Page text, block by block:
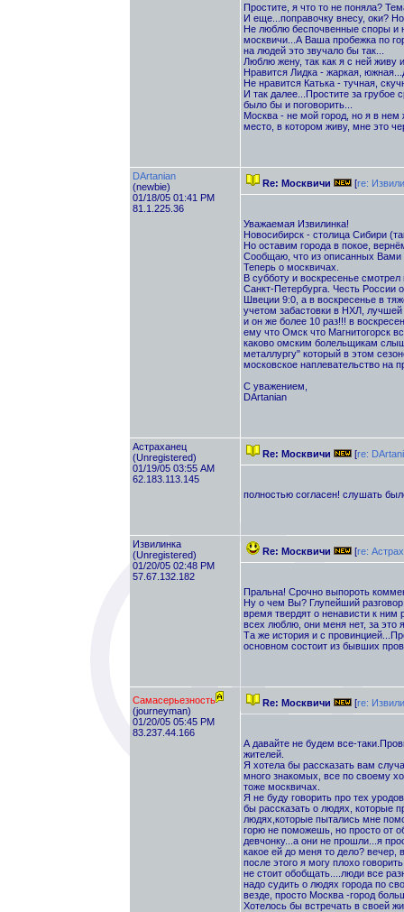
Простите, я что то не поняла?
И еще...поправочку внесу, оки?
Не люблю беспочвенные споры и
москвичи...А Ваша пробежка по
на людей это звучало бы так...
Люблю жену, так как я с ней живу
Нравится Лидка - жаркая,
Не нравится Катька - тучная,
И так далее...Простите за
было бы и поговорить...
Москва - не мой город, но я в
место, в котором живу, мне это
DArtanian
(newbie)
01/18/05 01:41 PM
81.1.225.36
Re: Москвичи [re:
Уважаемая Извилинка!
Новосибирск - столица Сибири
Но оставим города в покое,
Сообщаю, что из описанных Вами
Теперь о москвичах.
В субботу и воскресенье
Санкт-Петербурга. Честь России
Швеции 9:0, а в воскресенье в
учетом забастовки в НХЛ,
и он же более 10 раз!!! в
ему что Омск что Магнитогорск
каково омским болельщикам
металлургу" который в этом
московское наплевательство на
С уважением,
DArtanian
Астраханец
(Unregistered)
01/19/05 03:55 AM
62.183.113.145
Re: Москвичи [re:
полностью согласен! слушать
Извилинка
(Unregistered)
01/20/05 02:48 PM
57.67.132.182
Re: Москвичи [re:
Пральна! Срочно выпороть
Ну о чем Вы? Глупейший
время твердят о ненависти к ним
всех люблю, они меня нет, за это
Та же история и с
основном состоит из бывших
Самасерьезность
(journeyman)
01/20/05 05:45 PM
83.237.44.166
Re: Москвичи [re:
А давайте не будем все-
жителей.
Я хотела бы рассказать вам
много знакомых, все по своему
тоже москвичах.
Я не буду говорить про тех
бы рассказать о людях, которые
людях,которые пытались мне
горю не поможешь, но просто от
девчонку...а они не прошли...я
какое ей до меня то дело? вечер,
после этого я могу плохо
не стоит обобщать....люди все
надо судить о людях города по
везде, просто Москва -город
Хотелось бы встречать в своей